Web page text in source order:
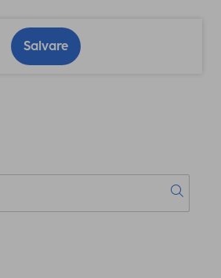
Salvare